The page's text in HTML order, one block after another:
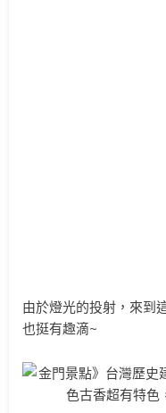
由於燈光的投射，來到
也挺有趣滴~